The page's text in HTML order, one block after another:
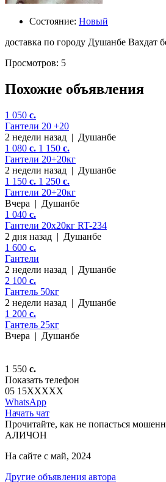
Состояние: Новый
доставка по городу Душанбе Вахдат
Просмотров: 5
Похожие объявления
1 050 c.
Гантели 20 +20
2 недели назад | Душанбе
1 080 c. 1 150 c.
Гантели 20+20кг
2 недели назад | Душанбе
1 150 c. 1 250 c.
Гантели 20+20кг
Вчера | Душанбе
1 040 c.
Гантели 20х20кг RT-234
2 дня назад | Душанбе
1 600 c.
Гантели
2 недели назад | Душанбе
2 100 c.
Гантель 50кг
2 недели назад | Душанбе
1 200 c.
Гантель 25кг
Вчера | Душанбе
1 550 c.
Показать телефон
05 15XXXXX
WhatsApp
Начать чат
Прочитайте, как не попасться
АЛИЧОН
На сайте с май, 2024
Другие объявления автора